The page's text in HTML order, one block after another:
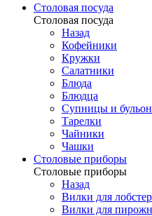
Столовая посуда
Столовая посуда
Назад
Кофейники
Кружки
Салатники
Блюда
Блюдца
Супницы и
Тарелки
Чайники
Чашки
Cтоловые приборы
Cтоловые приборы
Назад
Вилки для
Вилки для